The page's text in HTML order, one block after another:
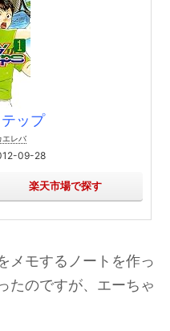
ップ
エレバ
09-28
楽天市場で探す
メモするノートを作っ
たのですが、エーちゃ